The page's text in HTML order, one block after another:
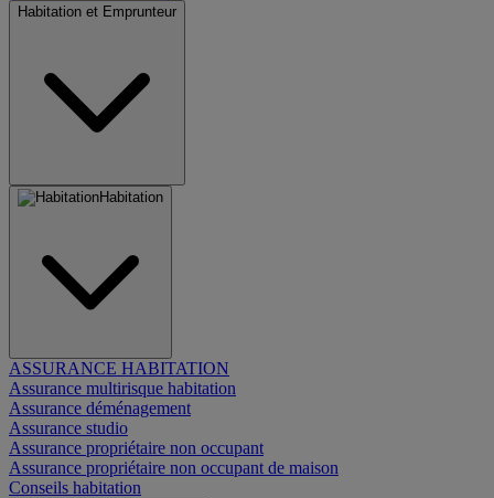
Habitation et Emprunteur
Habitation
ASSURANCE HABITATION
Assurance multirisque habitation
Assurance déménagement
Assurance studio
Assurance propriétaire non occupant
Assurance propriétaire non occupant de maison
Conseils habitation